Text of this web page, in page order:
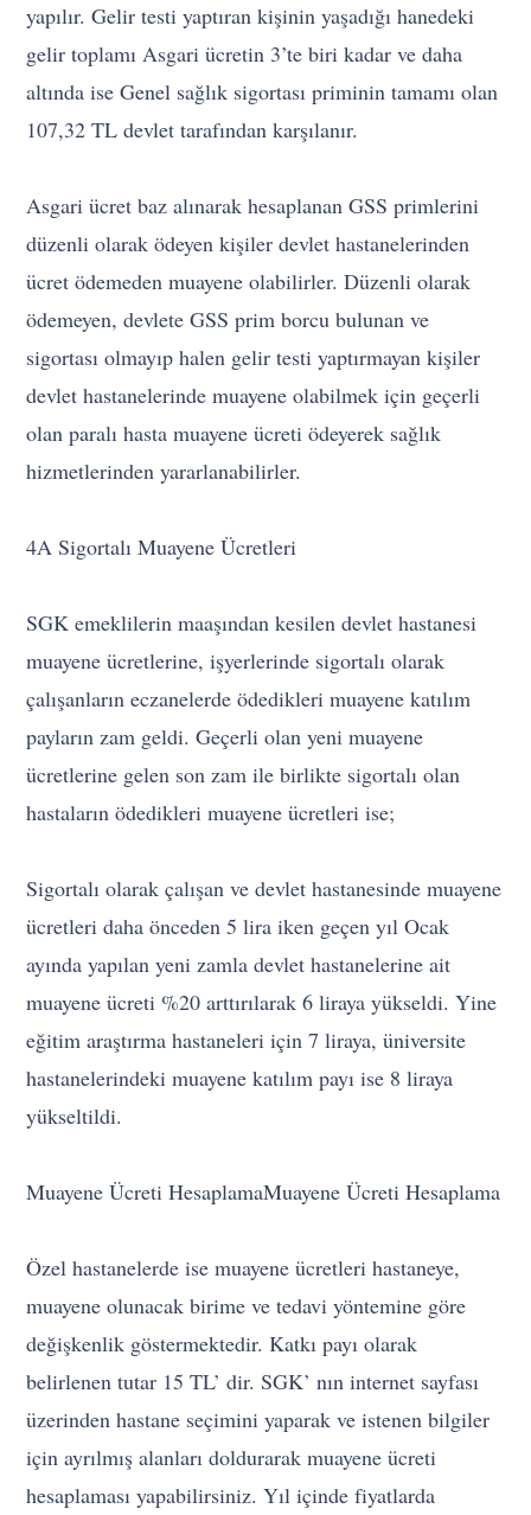
yapılır. Gelir testi yaptıran kişinin yaşadığı hanedeki
gelir toplamı Asgari ücretin 3’te biri kadar ve daha
altında ise Genel sağlık sigortası priminin tamamı olan
107,32 TL devlet tarafından karşılanır.
Asgari ücret baz alınarak hesaplanan GSS primlerini
düzenli olarak ödeyen kişiler devlet hastanelerinden
ücret ödemeden muayene olabilirler. Düzenli olarak
ödemeyen, devlete GSS prim borcu bulunan ve
sigortası olmayıp halen gelir testi yaptırmayan kişiler
devlet hastanelerinde muayene olabilmek için geçerli
olan paralı hasta muayene ücreti ödeyerek sağlık
hizmetlerinden yararlanabilirler.
4A Sigortalı Muayene Ücretleri
SGK emeklilerin maaşından kesilen devlet hastanesi
muayene ücretlerine, işyerlerinde sigortalı olarak
çalışanların eczanelerde ödedikleri muayene katılım
payların zam geldi. Geçerli olan yeni muayene
ücretlerine gelen son zam ile birlikte sigortalı olan
hastaların ödedikleri muayene ücretleri ise;
Sigortalı olarak çalışan ve devlet hastanesinde muayene
ücretleri daha önceden 5 lira iken geçen yıl Ocak
ayında yapılan yeni zamla devlet hastanelerine ait
muayene ücreti %20 arttırılarak 6 liraya yükseldi. Yine
eğitim araştırma hastaneleri için 7 liraya, üniversite
hastanelerindeki muayene katılım payı ise 8 liraya
yükseltildi.
Muayene Ücreti HesaplamaMuayene Ücreti Hesaplama
Özel hastanelerde ise muayene ücretleri hastaneye,
muayene olunacak birime ve tedavi yöntemine göre
değişkenlik göstermektedir. Katkı payı olarak
belirlenen tutar 15 TL’ dir. SGK’ nın internet sayfası
üzerinden hastane seçimini yaparak ve istenen bilgiler
için ayrılmış alanları doldurarak muayene ücreti
hesaplaması yapabilirsiniz. Yıl içinde fiyatlarda